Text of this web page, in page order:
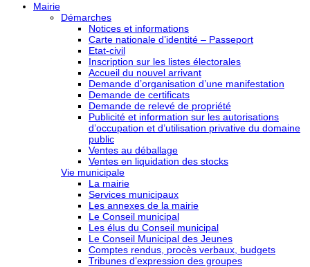
Mairie
Démarches
Notices et informations
Carte nationale d’identité – Passeport
Etat-civil
Inscription sur les listes électorales
Accueil du nouvel arrivant
Demande d’organisation d’une manifestation
Demande de certificats
Demande de relevé de propriété
Publicité et information sur les autorisations
d’occupation et d’utilisation privative du domaine
public
Ventes au déballage
Ventes en liquidation des stocks
Vie municipale
La mairie
Services municipaux
Les annexes de la mairie
Le Conseil municipal
Les élus du Conseil municipal
Le Conseil Municipal des Jeunes
Comptes rendus, procès verbaux, budgets
Tribunes d’expression des groupes